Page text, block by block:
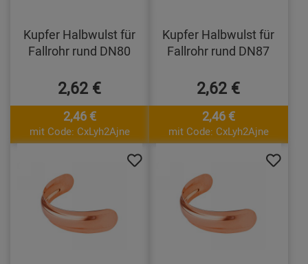
Kupfer Halbwulst für
Fallrohr rund DN80
2,62 €
2,46 €
mit Code: CxLyh2Ajne
Kupfer Halbwulst für
Fallrohr rund DN87
2,62 €
2,46 €
mit Code: CxLyh2Ajne